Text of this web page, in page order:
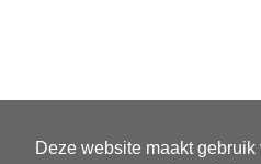
Deze website maakt